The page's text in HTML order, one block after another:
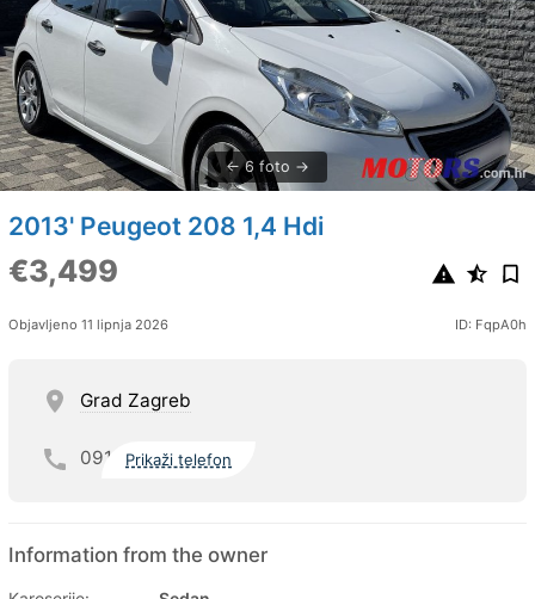
6 foto
2013' Peugeot 208 1,4 Hdi
€3,499
Objavljeno 11 lipnja 2026 ID: FqpA0h
Grad Zagreb
091 Prikaži telefon
Information from the owner